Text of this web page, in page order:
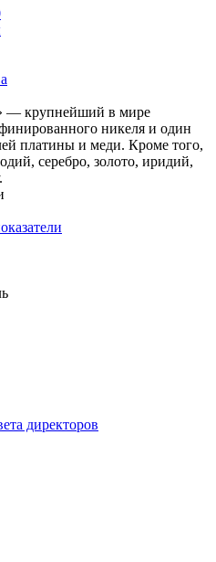
— крупнейший в мире
никеля и один
платины и меди. Кроме того,
серебро, золото, иридий,
директоров